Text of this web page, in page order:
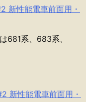
新性能電車前面用・
681系、683系、
新性能電車前面用・